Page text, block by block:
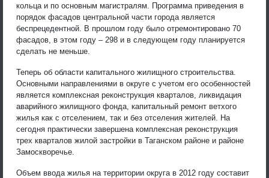
кольца и по основным магистралям. Программа приведения в
порядок фасадов центральной части города является
беспрецедентной. В прошлом году было отремонтировано 70
фасадов, в этом году – 298 и в следующем году планируется
сделать не меньше.
Теперь об области капитального жилищного строительства.
Основными направлениями в округе с учетом его особенностей
является комплексная реконструкция кварталов, ликвидация
аварийного жилищного фонда, капитальный ремонт ветхого
жилья как с отселением, так и без отселения жителей. На
сегодня практически завершена комплексная реконструкция
трех кварталов жилой застройки в Таганском районе и районе
Замоскворечье.
Объем ввода жилья на территории округа в 2012 году составит